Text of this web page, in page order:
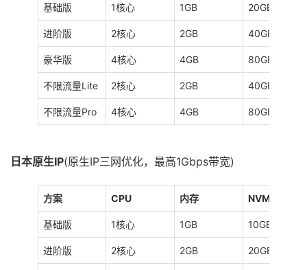
基础版 1核心 1GB 20GB
进阶版 2核心 2GB 40GB
豪华版 4核心 4GB 80GB
不限流量Lite 2核心 2GB 40GB
不限流量Pro 4核心 4GB 80GB
日本原生IP(原生IP三网优化，最高1Gbps带宽)
方案 CPU 内存 NVMe
基础版 1核心 1GB 10GB
进阶版 2核心 2GB 20GB